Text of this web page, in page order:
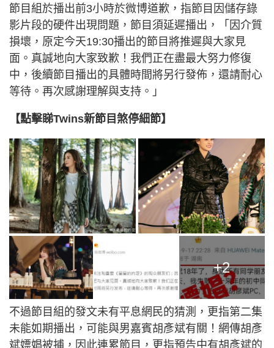
節目組於播出前3小時於微博道歉，指節目因儲存錄
影片段的硬件出現問題，節目須延遲播出，「因介質
損壞，原定今天19:30播出的節目將推遲與大家見
面。真誠地向大家致歉！我們正在盡最大努力修復
中，後續節目播出的具體時間將另行發佈，還請耐心
等待。再次感謝理解與支持。」
【點擊睇Twins新節目煞停細節】
+2
不過節目組的發文未有平息網民的猜測，更指第二集
未能如期播出，可能與男嘉賓胡彥斌有關！網傳胡彥
斌嫖娼被捕，因此連累節目，更指預告中有胡彥斌的